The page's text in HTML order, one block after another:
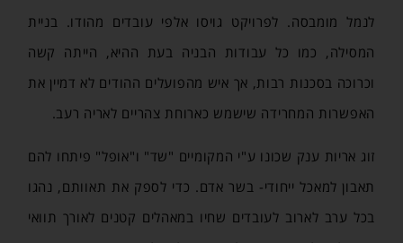
לנמל מומבסה. לפרויקט גויסו אלפי עובדים מהודו. בניית
המסילה, כמו כל עבודות הבניה בעת ההיא, הייתה קשה
וכרוכה בסכנות רבות, אך איש מהפועלים ההודים לא דמיין את
האפשרות המחרידה שישמש כארוחת צהריים לאריה רעב.
זוג אריות ענק שכונו ע"י המקומיים "שד" ו"אופל" פיתחו להם
תאבון למאכל ייחודי- בשר אדם. כדי לספק את תאוותם, נהגו
בכל ערב לארוב לעובדים שחיו במאהלים קטנים לאורך תוואי